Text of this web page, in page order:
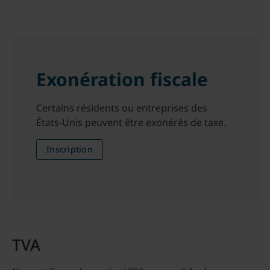
Exonération fiscale
Certains résidents ou entreprises des
États-Unis peuvent être exonérés de taxe.
Inscription
TVA